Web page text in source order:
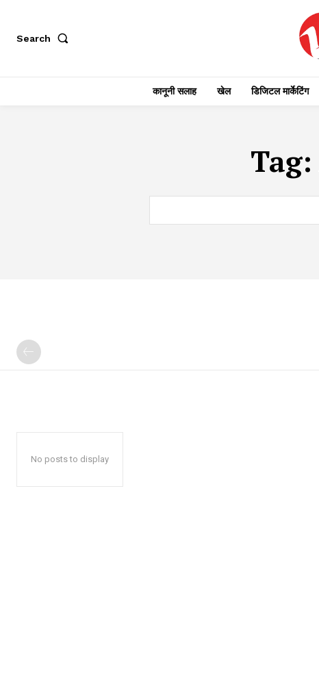
Search
कानूनी सलाह खेल डिजिटल मार्केटिंग
Tag:
No posts to display